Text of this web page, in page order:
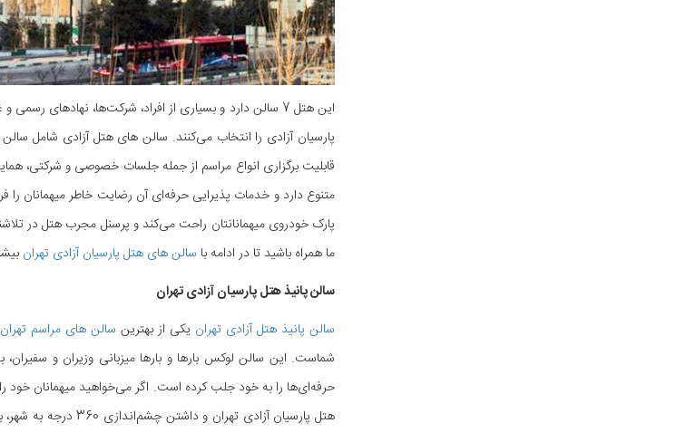
این هتل 7 سالن دارد و بسیاری از افراد، شرکت‌ها،
قابلیت برگزاری انواع مراسم از جمله جلسات خصوصی و شرکتی،
پارک خودروی میهمانانتان راحت می‌کند و پرسنل مجرب هتل در
ما همراه باشید تا در ادامه با سالن های هتل پارسیان آزادی تهران
سالن پانیذ هتل پارسیان آزادی تهران
سالن پانیذ هتل آزادی تهران یکی از بهترین سالن های مراسم تهران
شماست. این سالن لوکس بارها و بارها میزبانی وزیران و
حرفه‌ای‌ها را به خود جلب کرده است. اگر می‌خواهید میهمانان خود